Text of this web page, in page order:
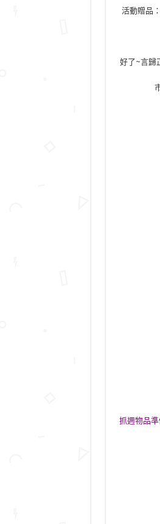
活動贈品
好了~言歸
抓週物品